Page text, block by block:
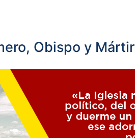
Obispo y Mártir